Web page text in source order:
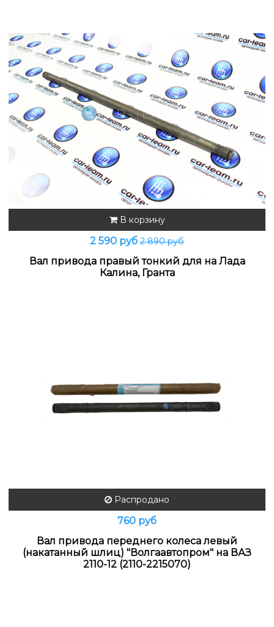
В корзину
2 590 руб 2 890 руб
Вал привода правый тонкий для на Лада
Калина, Гранта
Распродано
760 руб
Вал привода переднего колеса левый
(накатанный шлиц) "Волгаавтопром" на ВАЗ
2110-12 (2110-2215070)